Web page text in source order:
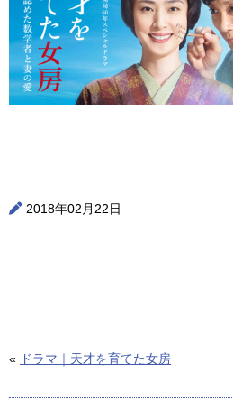
2018年02月22日
« ドラマ｜天才を育てた女房